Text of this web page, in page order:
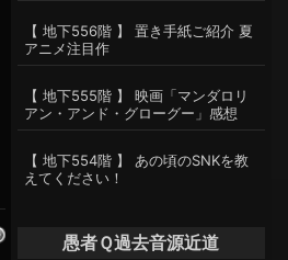
【 地下556階 】 置き手紙ご紹介 夏
アニメ注目作
【 地下555階 】 映画「マンダロリ
アン・アンド・グローグー」感想
【 地下554階 】 あの頃のSNKを教
えてください！
愚者Ｑ過去音源近道